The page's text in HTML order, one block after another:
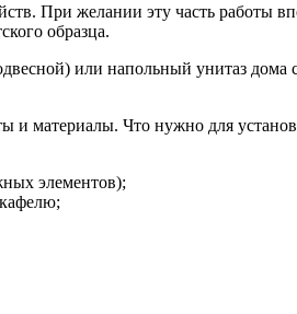
При желании эту часть работы
образца.
или напольный унитаз
и материалы. Что нужно для
элементов);